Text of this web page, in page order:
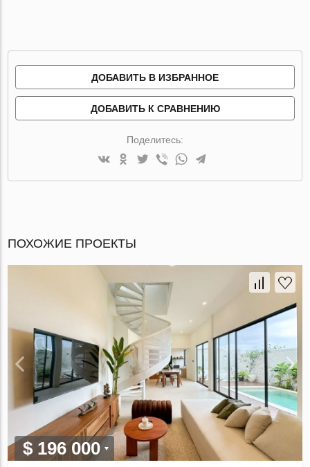
ДОБАВИТЬ В ИЗБРАННОЕ
ДОБАВИТЬ К СРАВНЕНИЮ
Поделитесь:
ПОХОЖИЕ ПРОЕКТЫ
$ 196 000